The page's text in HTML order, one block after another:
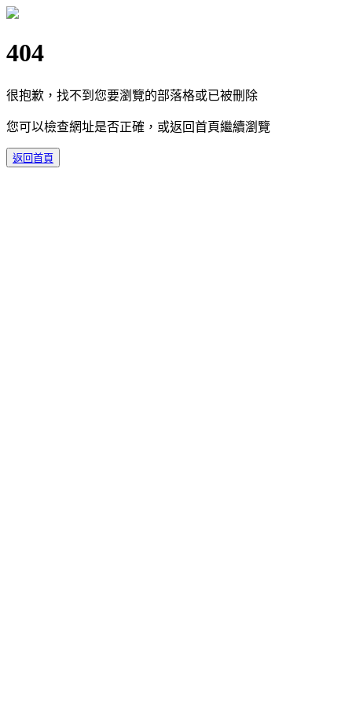
404
很抱歉，找不到您要瀏覽的部落格或已被刪除
您可以檢查網址是否正確，或返回首頁繼續瀏覽
返回首頁